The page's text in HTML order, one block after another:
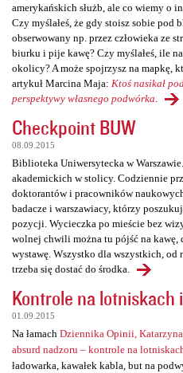
amerykańskich służb, ale co wiemy o
Czy myślałeś, że gdy stoisz sobie pod
obserwowany np. przez człowieka ze
biurku i pije kawę? Czy myślałeś, ile
okolicy? A może spojrzysz na mapkę,
artykuł Marcina Maja: Ktoś nasikał
perspektywy własnego podwórka
Checkpoint BUW
08.09.2015
Biblioteka Uniwersytecka w
akademickich w stolicy. Codziennie
doktorantów i pracowników
badacze i warszawiacy, którzy
pozycji. Wycieczka po mieście bez
wolnej chwili można tu pójść na kawę,
wystawę. Wszystko dla wszystkich,
trzeba się dostać do środka.
Kontrole na lotniskach
01.09.2015
Na łamach Dziennika Opinii,
absurd nadzoru – kontrole na
ładowarka, kawałek kabla, but na